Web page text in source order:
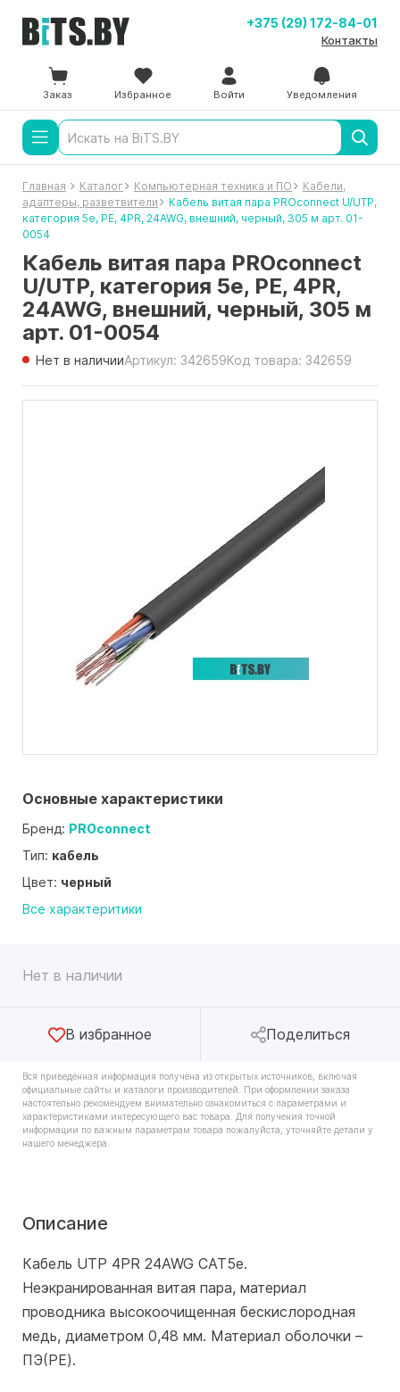
+375 (29) 172-84-01
Контакты
Заказ Избранное Войти Уведомления
Главная Каталог Компьютерная техника и ПО
Кабели,
адаптеры, разветвители
Кабель витая пара PROconnect U/UTP,
категория 5e, PE, 4PR, 24AWG, внешний, черный, 305 м арт. 01-
0054
Кабель витая пара PROconnect
U/UTP, категория 5e, PE, 4PR,
24AWG, внешний, черный, 305 м
арт. 01-0054
Нет в наличииАртикул: 342659Код товара: 342659
Основные характеристики
Бренд: PROconnect
Тип: кабель
Цвет: черный
Все характеритики
Нет в наличии
В избранное Поделиться
Вся приведённая информация получена из открытых источников, включая
официальные сайты и каталоги производителей. При оформлении заказа
настоятельно рекомендуем внимательно ознакомиться с параметрами и
характеристиками интересующего вас товара. Для получения точной
информации по важным параметрам товара пожалуйста, уточняйте детали у
нашего менеджера.
Описание
Кабель UTP 4PR 24AWG CAT5e.
Неэкранированная витая пара, материал
проводника высокоочищенная бескислородная
медь, диаметром 0,48 мм. Материал оболочки –
ПЭ(PE).